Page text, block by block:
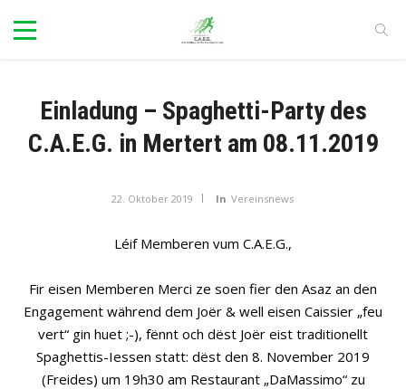
Einladung – Spaghetti-Party des
C.A.E.G. in Mertert am 08.11.2019
22. Oktober 2019 In Vereinsnews
Léif Memberen vum C.A.E.G.,
Fir eisen Memberen Merci ze soen fier den Asaz an den
Engagement während dem Joër & well eisen Caissier „feu
vert“ gin huet ;-), fënnt och dëst Joër eist traditionellt
Spaghettis-Iessen statt: dëst den 8. November 2019
(Freides) um 19h30 am Restaurant „DaMassimo“ zu